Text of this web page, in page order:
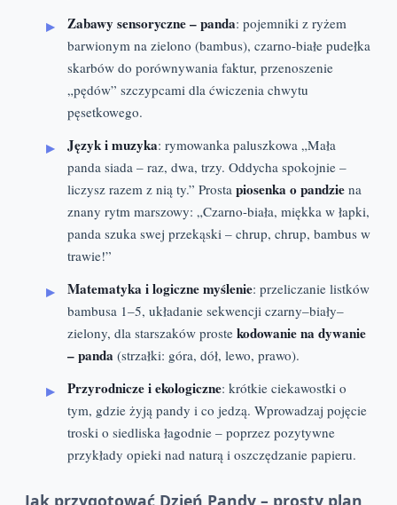
Zabawy sensoryczne – panda: pojemniki z ryżem
barwionym na zielono (bambus), czarno-białe pudełka
skarbów do porównywania faktur, przenoszenie
„pędów” szczypcami dla ćwiczenia chwytu
pęsetkowego.
Język i muzyka: rymowanka paluszkowa „Mała
panda siada – raz, dwa, trzy. Oddycha spokojnie –
liczysz razem z nią ty.” Prosta piosenka o pandzie na
znany rytm marszowy: „Czarno-biała, miękka w łapki,
panda szuka swej przekąski – chrup, chrup, bambus w
trawie!”
Matematyka i logiczne myślenie: przeliczanie listków
bambusa 1–5, układanie sekwencji czarny–biały–
zielony, dla starszaków proste kodowanie na dywanie
– panda (strzałki: góra, dół, lewo, prawo).
Przyrodnicze i ekologiczne: krótkie ciekawostki o
tym, gdzie żyją pandy i co jedzą. Wprowadzaj pojęcie
troski o siedliska łagodnie – poprzez pozytywne
przykłady opieki nad naturą i oszczędzanie papieru.
Jak przygotować Dzień Pandy – prosty plan